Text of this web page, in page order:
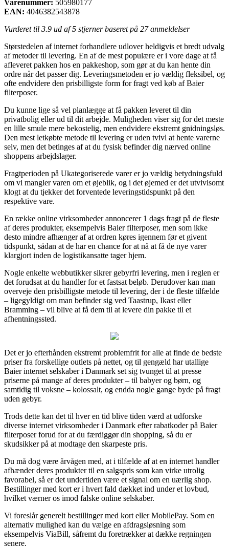
Varenummer: 505980177
EAN: 4046382543878
Vurderet til 3.9 ud af 5 stjerner baseret på 27anmeldelser
Størstedelen af internet forhandlere udlover heldigvis et bredt udvalg
af metoder til levering. En af de mest populære er i vore dage at få
afleveret pakken hos en pakkeshop, som gør at du kan hente din
ordre når det passer dig. Leveringsmetoden er jo vældig fleksibel, og
ofte endvidere den prisbilligste form for fragt ved køb af Baier
filterposer.
Du kunne lige så vel planlægge at få pakken leveret til din
privatbolig eller ud til dit arbejde. Muligheden viser sig for det meste
en lille smule mere bekostelig, men endvidere ekstremt gnidningsløs.
Den mest letkøbte metode til levering er uden tvivl at hente varerne
selv, men det betinges af at du fysisk befinder dig nærved online
shoppens arbejdslager.
Fragtperioden på Ukategoriserede varer er jo vældig betydningsfuld
om vi mangler varen om et øjeblik, og i det øjemed er det utvivlsomt
klogt at du tjekker det forventede leveringstidspunkt på den
respektive vare.
En række online virksomheder annoncerer 1 dags fragt på de fleste
af deres produkter, eksempelvis Baier filterposer, men som ikke
desto mindre afhænger af at ordren køres igennem før et givent
tidspunkt, sådan at de har en chance for at nå at få de nye varer
klargjort inden de logistikansatte tager hjem.
Nogle enkelte webbutikker sikrer gebyrfri levering, men i reglen er
det forudsat at du handler for et fastsat beløb. Derudover kan man
overveje den prisbilligste metode til levering, der i de fleste tilfælde
– ligegyldigt om man befinder sig ved Taastrup, Ikast eller
Bramming – vil blive at få dem til at levere din pakke til et
afhentningssted.
Det er jo efterhånden ekstremt problemfrit for alle at finde de bedste
priser fra forskellige outlets på nettet, og til gengæld har utallige
Baier internet selskaber i Danmark set sig tvunget til at presse
priserne på mange af deres produkter – til babyer og børn, og
samtidig til voksne – kolossalt, og endda nogle gange byde på fragt
uden gebyr.
Trods dette kan det til hver en tid blive tiden værd at udforske
diverse internet virksomheder i Danmark efter rabatkoder på Baier
filterposer forud for at du færdiggør din shopping, så du er
skudsikker på at modtage den skarpeste pris.
Du må dog være årvågen med, at i tilfælde af at en internet handler
afhænder deres produkter til en salgspris som kan virke utrolig
favorabel, så er det undertiden være et signal om en uærlig shop.
Bestillinger med kort er i hvert fald dækket ind under et lovbud,
hvilket værner os imod falske online selskaber.
Vi foreslår generelt bestillinger med kort eller MobilePay. Som en
alternativ mulighed kan du vælge en afdragsløsning som
eksempelvis ViaBill, såfremt du foretrækker at dække regningen
senere.